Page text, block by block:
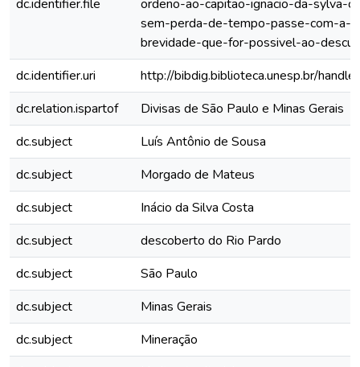
dc.identifier.file
ordeno-ao-capitao-ignacio-da-sylva-
sem-perda-de-tempo-passe-com-a-
brevidade-que-for-possivel-ao-
dc.identifier.uri
http://bibdig.biblioteca.unesp.br/
dc.relation.ispartof
Divisas de São Paulo e Minas Gerais
dc.subject
Luís Antônio de Sousa
dc.subject
Morgado de Mateus
dc.subject
Inácio da Silva Costa
dc.subject
descoberto do Rio Pardo
dc.subject
São Paulo
dc.subject
Minas Gerais
dc.subject
Mineração